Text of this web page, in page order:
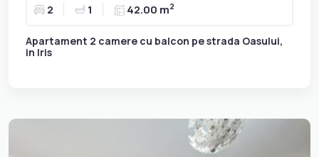
2 1 42.00 m2
Apartament 2 camere cu balcon pe strada Oasului,
in Iris